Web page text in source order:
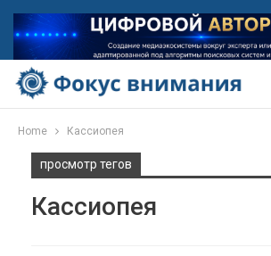
Home Кассиопея
просмотр тегов
Кассиопея